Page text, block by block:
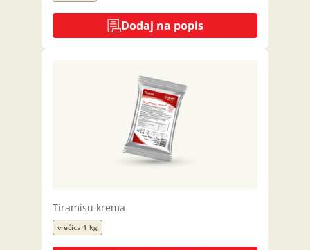
Dodaj na popis
Tiramisu krema
vrećica 1 kg